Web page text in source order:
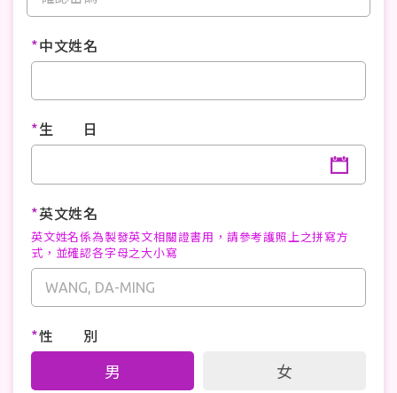
*中文姓名
*生 日
*英文姓名
英文姓名係為製發英文相關證書用，請參考護照上之拼寫方
式，並確認各字母之大小寫
*性 別
男 女